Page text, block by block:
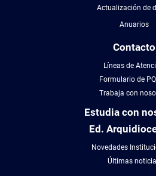
Actualización de
Anuarios
Contacto
Líneas de
Formulario de
Trabaja con
Estudia con
Ed.
Novedades
Últimas